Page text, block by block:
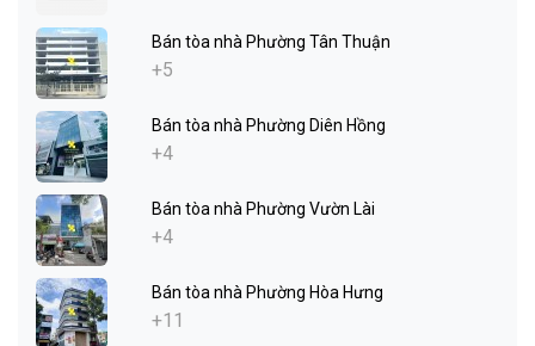
Bán tòa nhà Phường Tân Thuận
+5
Bán tòa nhà Phường Diên Hồng
+4
Bán tòa nhà Phường Vườn Lài
+4
Bán tòa nhà Phường Hòa Hưng
+11